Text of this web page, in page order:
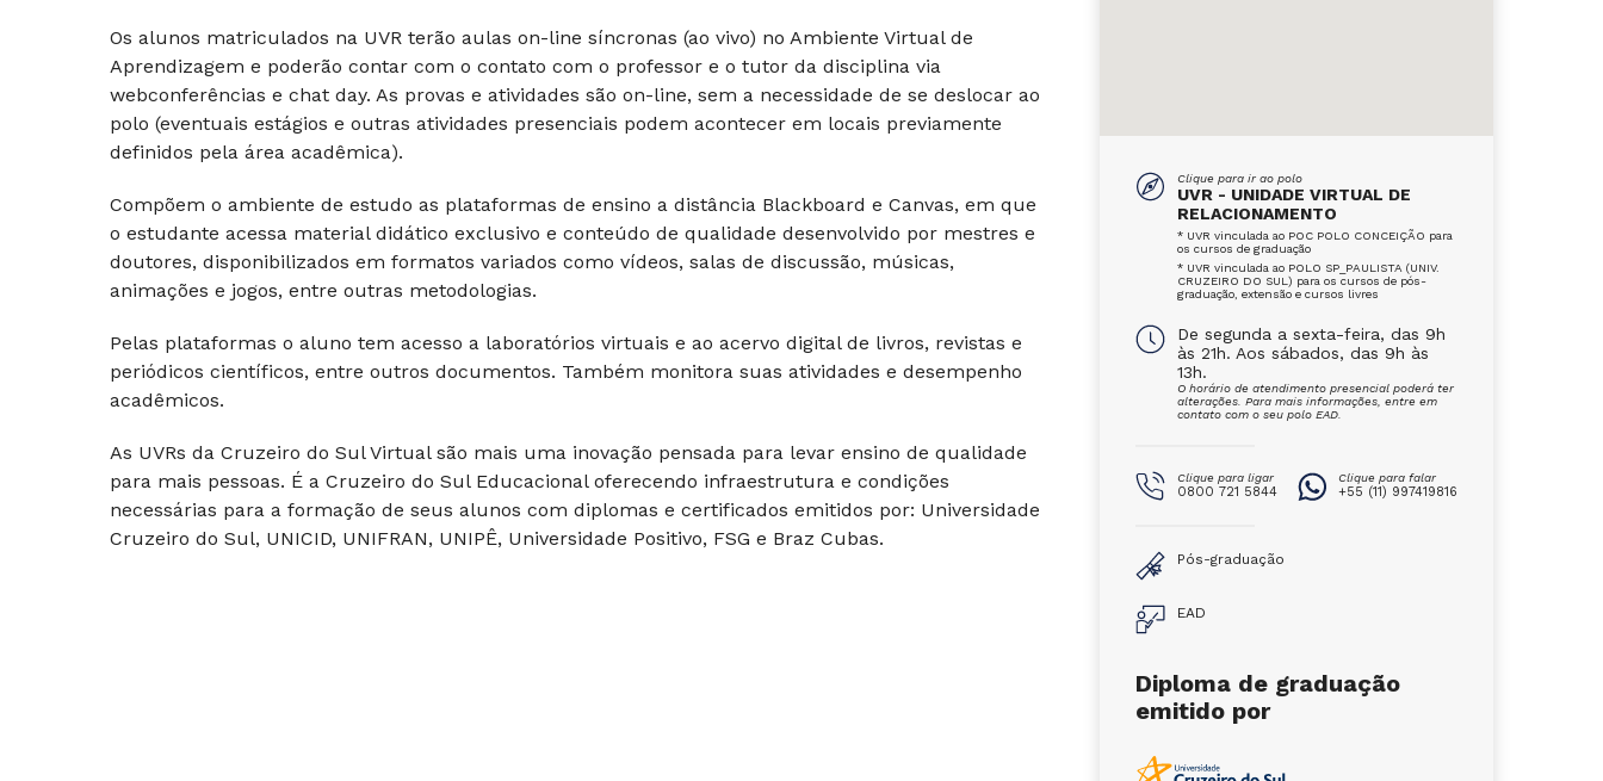
Os alunos matriculados na UVR terão aulas on-line síncronas (ao vivo) no Ambiente Virtual de
Aprendizagem e poderão contar com o contato com o professor e o tutor da disciplina via
webconferências e chat day. As provas e atividades são on-line, sem a necessidade de se deslocar ao
polo (eventuais estágios e outras atividades presenciais podem acontecer em locais previamente
definidos pela área acadêmica).
Compõem o ambiente de estudo as plataformas de ensino a distância Blackboard e Canvas, em que
o estudante acessa material didático exclusivo e conteúdo de qualidade desenvolvido por mestres e
doutores, disponibilizados em formatos variados como vídeos, salas de discussão, músicas,
animações e jogos, entre outras metodologias.
Pelas plataformas o aluno tem acesso a laboratórios virtuais e ao acervo digital de livros, revistas e
periódicos científicos, entre outros documentos. Também monitora suas atividades e desempenho
acadêmicos.
As UVRs da Cruzeiro do Sul Virtual são mais uma inovação pensada para levar ensino de qualidade
para mais pessoas. É a Cruzeiro do Sul Educacional oferecendo infraestrutura e condições
necessárias para a formação de seus alunos com diplomas e certificados emitidos por: Universidade
Cruzeiro do Sul, UNICID, UNIFRAN, UNIPÊ, Universidade Positivo, FSG e Braz Cubas.
Clique para ir ao polo
UVR - UNIDADE VIRTUAL DE
RELACIONAMENTO
* UVR vinculada ao POC POLO CONCEIÇÃO para
os cursos de graduação
* UVR vinculada ao POLO SP_PAULISTA (UNIV.
CRUZEIRO DO SUL) para os cursos de pós-
graduação, extensão e cursos livres
De segunda a sexta-feira, das 9h
às 21h. Aos sábados, das 9h às
13h.
O horário de atendimento presencial poderá ter
alterações. Para mais informações, entre em
contato com o seu polo EAD.
Clique para ligar
0800 721 5844
Clique para falar
+55 (11) 997419816
Pós-graduação
EAD
Diploma de graduação
emitido por